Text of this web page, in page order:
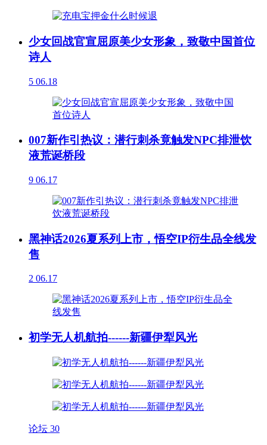
少女回战官宣屈原美少女形象，致敬中国首位
诗人
5 06.18
007新作引热议：潜行刺杀竟触发NPC排泄饮
液荒诞桥段
9 06.17
黑神话2026夏系列上市，悟空IP衍生品全线发
售
2 06.17
初学无人机航拍------新疆伊犁风光
论坛 30